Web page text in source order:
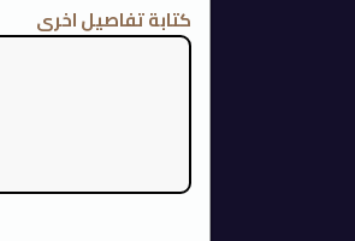
كتابة تفاصيل اخرى